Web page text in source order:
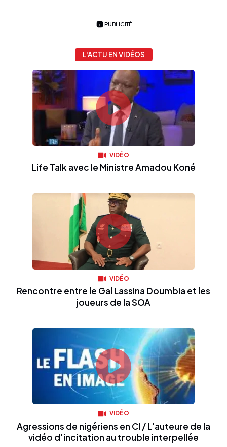
PUBLICITÉ
L'ACTU EN VIDÉOS
VIDÉO
Life Talk avec le Ministre Amadou Koné
VIDÉO
Rencontre entre le Gal Lassina Doumbia et les
joueurs de la SOA
VIDÉO
Agressions de nigériens en CI / L'auteure de la
vidéo d'incitation au trouble interpellée